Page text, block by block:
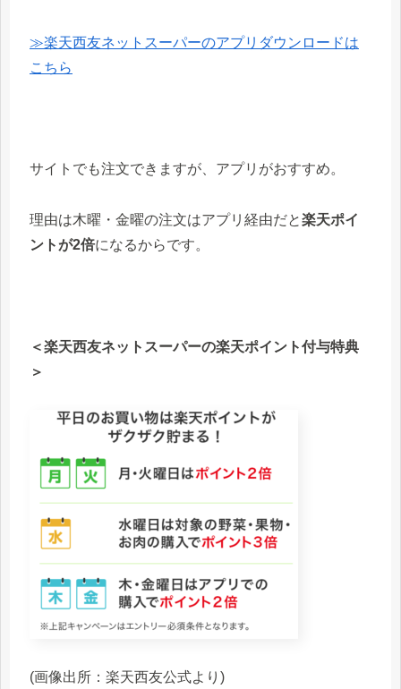
≫楽天西友ネットスーパーのアプリダウンロードは
こちら
サイトでも注文できますが、アプリがおすすめ。
理由は木曜・金曜の注文はアプリ経由だと楽天ポイ
ントが2倍になるからです。
＜楽天西友ネットスーパーの楽天ポイント付与特典
＞
(画像出所：楽天西友公式より)